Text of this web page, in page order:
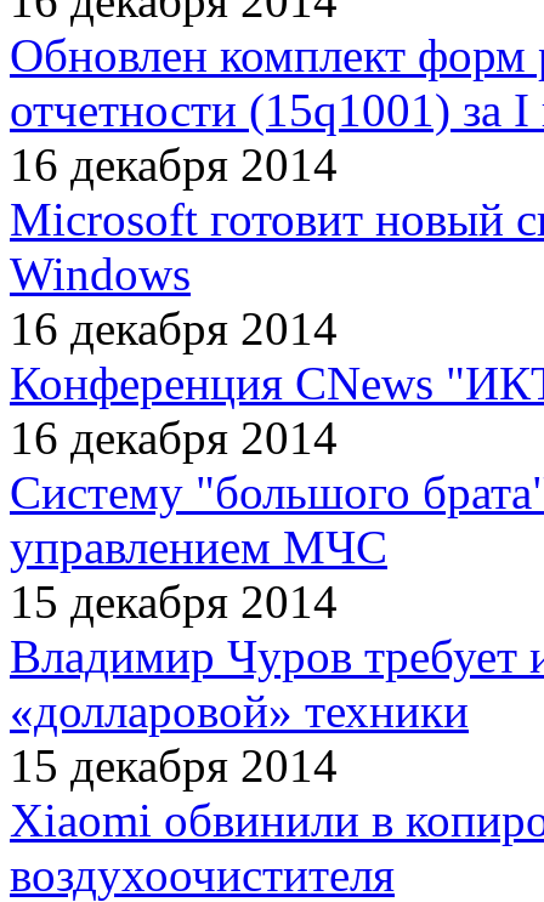
Обновлен комплект форм
отчетности (15q1001) за I
16 декабря 2014
Microsoft готовит новый
Windows
16 декабря 2014
Конференция CNews
16 декабря 2014
Систему "большого
управлением МЧС
15 декабря 2014
Владимир Чуров требует
«долларовой» техники
15 декабря 2014
Xiaomi обвинили в
воздухоочистителя